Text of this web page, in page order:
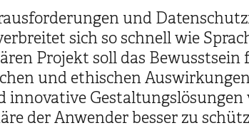
und
sich so schnell wie
Projekt soll das Bewusstsein
und ethischen
innovative Gestaltungslösungen
der Anwender besser zu